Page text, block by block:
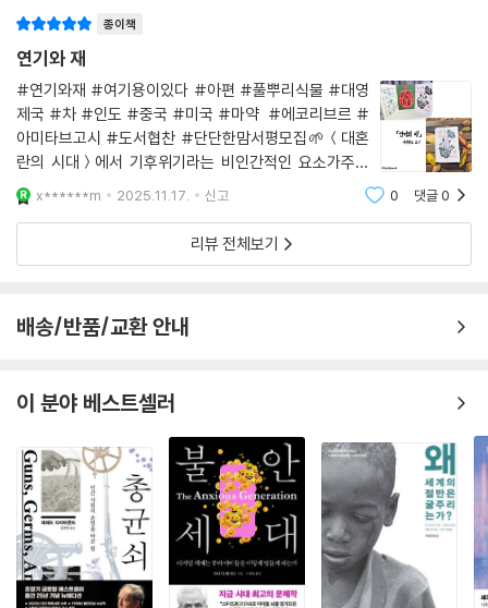
다.
문제는 영국이 그 대가로 중국에 판매할 게 별로 없었다는 점이다. 중국인
은 대부분의 서양 제품에 관심이 없었을뿐더러 필요성도 거의 느끼지 않았
다. 이는 여러 가지 이유에서 영국을 짜증나게 만들었다. 그중에는 금전적
인 이유가 아닌 것도 포함되었다. 그러나 서양인에게 더 시급한 고민은 중
국 상품을 수입할 때 대개 은으로 그 값을 치러야 한다는 사실이었다. 무역
불균형으로 인해 막대한 양의 은이 서양에서 중국으로 흘러 들어갔다.
이 문제에 대한 간단한 해결책은 인도에서 차 재배를 시작하는 것이었다.
그러던 차에 인도 북동부에서 카멜리아 시넨시스라는 품종이 자생한다는
터 철저하게 중국의 전문 지식과 노동력 그리고 “중국 대리인”에 의존했
흘려 일하는 계약직 노동자들의 반(半)자유 노동에 의해 재배되었다.
인도 아대륙에서 차 산업은 느리게 시작되었지만 빠른 속도로 발전해 수출
량이 이내 중국을 앞질렀다. 대영제국의 차가 우위를 점한 것은 결정적으
로 중국 차는 더럽고 비위생적인 반면, 식민지 차는 어쩐지 ‘현대적’이고
‘순수’하다는 인식을 전파한 결과였다. 차는 서방과 중국 사이에 계속된 경
제적·사회적·군사적 분쟁이 낳은 필연적 결과로서 인도에 들어왔다.
종이책
연기와 재
#연기와재 #여기용이있다 #아편 #풀뿌리식물 #대영
제국 #차 #인도 #중국 #미국 #마약 #에코리브르 #
아미타브고시 #도서협찬 #단단한맘서평모집🌱＜대혼
란의 시대＞에서 기후위기라는 비인간적인 요소가주류
문학에 등장해야 한다고 우리를 설득했던 고시.이번엔 ＜
연기와 재＞에서 ‘양귀비’라는 풀뿌리 식물을 통해 제국
주의의 탐욕과 피지배국의 상처를 그린다.‘연기와 재’는
x******m 2025.11.17. 신고 0 댓글0
리뷰 전체보기
배송/반품/교환 안내
이 분야 베스트셀러